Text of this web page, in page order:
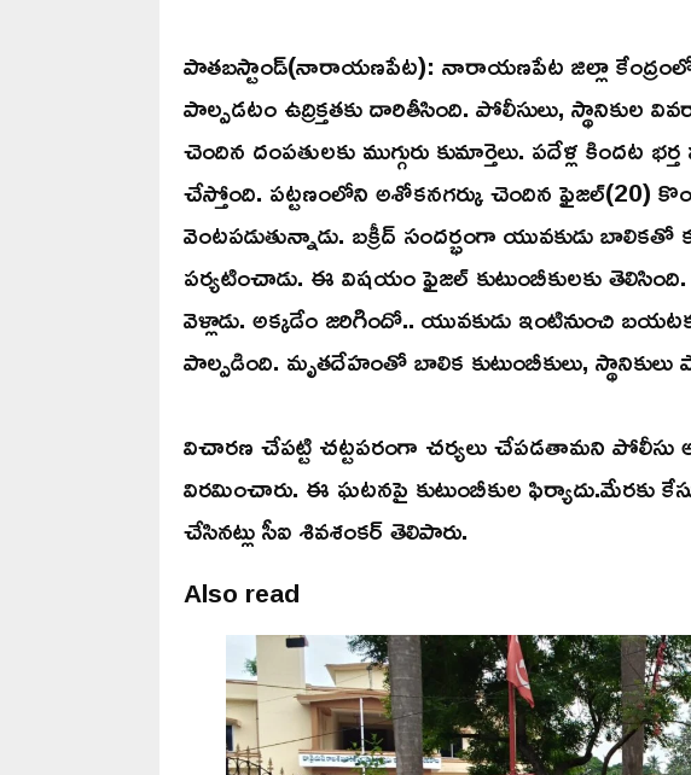
పాతబస్టాండ్(నారాయణపేట): నారాయణపేట జిల్లా కేంద్రంలో
పాల్పడటం ఉద్రిక్తతకు దారితీసింది. పోలీసులు,
చెందిన దంపతులకు ముగ్గురు కుమార్తెలు. పదేళ్ల కిందట
చేస్తోంది. పట్టణంలోని అశోకనగర్కు చెందిన ఫైజల్(20)
వెంటపడుతున్నాడు. బక్రీద్ సందర్భంగా యువకుడు
పర్యటించాడు. ఈ విషయం ఫైజల్ కుటుంబీకులకు
వెళ్లాడు. అక్కడేం జరిగిందో.. యువకుడు ఇంటినుంచి
పాల్పడింది. మృతదేహంతో బాలిక కుటుంబీకులు,
విచారణ చేపట్టి చట్టపరంగా చర్యలు చేపడతామని పోలీసు
విరమించారు. ఈ ఘటనపై కుటుంబీకుల ఫిర్యాదు.మేరకు
చేసినట్లు సీఐ శివశంకర్ తెలిపారు.
Also read